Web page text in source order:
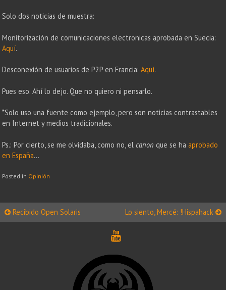
Solo dos noticias de muestra:
Monitorización de comunicaciones electronicas aprobada en Suecia:
Aquí.
Desconexión de usuarios de P2P en Francia:Aquí.
Pues eso. Ahí lo dejo. Que no quiero ni pensarlo.
*Solo uso una fuente como ejemplo, pero son noticias contrastables
en Internet y medios tradicionales.
Ps.: Por cierto, se me olvidaba, como no, elcanon que se haaprobado
en España…
Posted in Opinión
Post
Recibido Open Solaris Lo siento, Mercé: !Hispahack